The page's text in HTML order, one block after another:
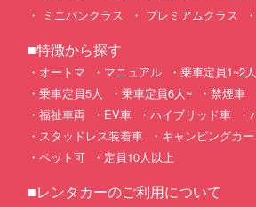
ミニバンクラス
プレミアムクラス
■特徴から探す
オートマ マニュアル 乗車定員1~2人
乗車定員5人
乗車定員6人~ 禁煙車
福祉車両
EV車 ハイブリッド車
スタッドレス装着車
キャンピングカー
ペット可
定員10人以上
■レンタカーのご利用について